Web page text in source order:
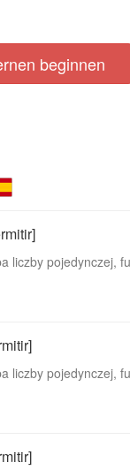
beginnen
liczby pojedynczej,
liczby pojedynczej,